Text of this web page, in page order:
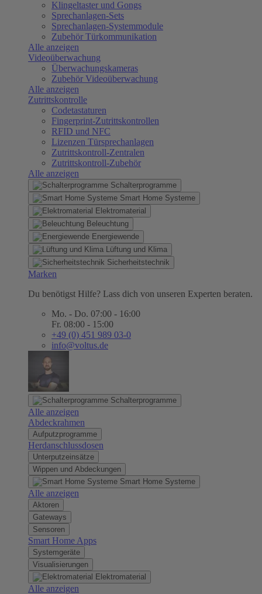
Klingeltaster und Gongs
Sprechanlagen-Sets
Sprechanlagen-Systemmodule
Zubehör Türkommunikation
Alle anzeigen
Videoüberwachung
Überwachungskameras
Zubehör Videoüberwachung
Alle anzeigen
Zutrittskontrolle
Codetastaturen
Fingerprint-Zutrittskontrollen
RFID und NFC
Lizenzen Türsprechanlagen
Zutrittskontroll-Zentralen
Zutrittskontroll-Zubehör
Alle anzeigen
Schalterprogramme
Smart Home Systeme
Elektromaterial
Beleuchtung
Energiewende
Lüftung und Klima
Sicherheitstechnik
Marken
Du benötigst Hilfe? Lass dich von unseren Experten beraten.
Mo. - Do. 07:00 - 16:00
Fr. 08:00 - 15:00
+49 (0) 451 989 03-0
info@voltus.de
Schalterprogramme
Alle anzeigen
Abdeckrahmen
Aufputzprogramme
Herdanschlussdosen
Unterputzeinsätze
Wippen und Abdeckungen
Smart Home Systeme
Alle anzeigen
Aktoren
Gateways
Sensoren
Smart Home Apps
Systemgeräte
Visualisierungen
Elektromaterial
Alle anzeigen